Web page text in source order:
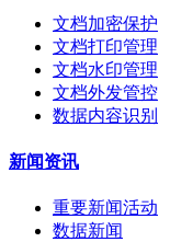
文档加密保护
文档打印管理
文档水印管理
文档外发管控
数据内容识别
新闻资讯
重要新闻活动
数据新闻